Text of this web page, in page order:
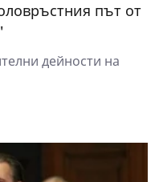
път от
дейности на